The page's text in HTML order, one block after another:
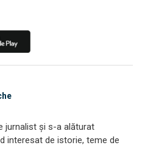
jurnalist și s-a alăturat
interesat de istorie, teme de